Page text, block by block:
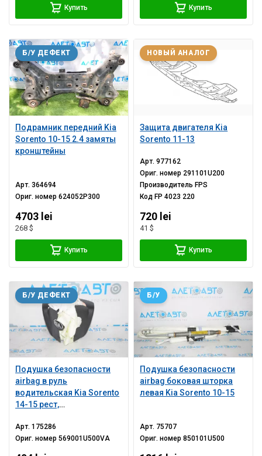
Купить Купить
Подрамник передний Kia
Sorento 10-15 2.4 замяты
кронштейны
Б/У ДЕФЕКТ
Арт.364694
Ориг. номер624052P300
4703 lei
268 $
Купить
Защита двигателя Kia
Sorento 11-13
НОВЫЙ АНАЛОГ
Арт.977162
Ориг. номер 291101U200
ПроизводительFPS
КодFP 4023 220
720 lei
41 $
Купить
Подушка безопасности
airbag в руль
водительская Kia Sorento
14-15 рест,
Б/У ДЕФЕКТ
Арт.175286
Ориг. номер569001U500VA
Подушка безопасности
airbag боковая шторка
левая Kia Sorento 10-15
Б/У
Арт. 75707
Ориг. номер850101U500